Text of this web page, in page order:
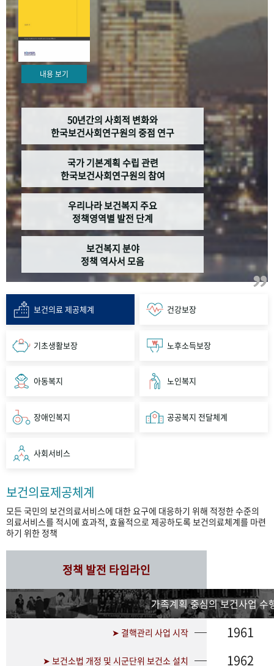
VR 역사관
내용 보기
50년간의 사회적 변화와
한국보건사회연구원의 중점 연구
국가 기본계획 수립 관련
한국보건사회연구원의 참여
우리나라 보건복지 주요
정책영역별 발전 단계
보건복지 분야
정책 역사서 모음
보건의료 제공체계 건강보장
기초생활보장 노후소득보장
아동복지 노인복지
장애인복지 공공복지 전달체계
사회서비스
보건의료제공체계
모든 국민의 보건의료서비스에 대한 요구에 대응하기 위해 적정한 수준의
의료서비스를 적시에 효과적, 효율적으로 제공하도록 보건의료체계를 마련
하기 위한 정책
정책 발전 타임라인
가족계획 중심의 보건사업 수
➤ 결핵관리 사업 시작 1961
➤ 보건소법 개정 및 시군단위 보건소 설치 1962